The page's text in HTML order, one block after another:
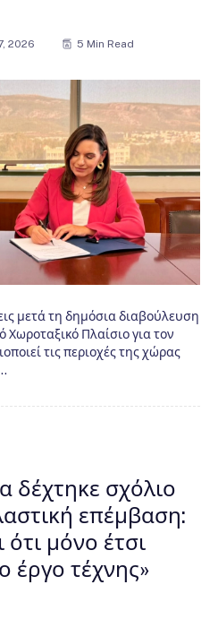
2026 5 Min Read
μετά τη δημόσια διαβούλευση
Χωροταξικό Πλαίσιο για τον
τις περιοχές της χώρας
σχόλιο
επέμβαση:
ότι μόνο έτσι
έργο τέχνης»